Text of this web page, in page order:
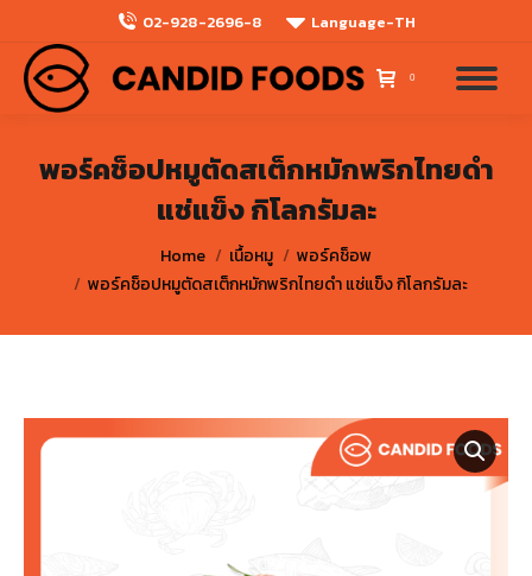
02-928-2696-8 Language-TH
0
พอร์คช็อปหมูตัดสเต็กหมักพริกไทยดำ
แช่แข็ง กิโลกรัมละ
Home เนื้อหมู
พอร์คช็อพ
พอร์คช็อปหมูตัดสเต็กหมักพริกไทยดำ แช่แข็ง กิโลกรัมละ